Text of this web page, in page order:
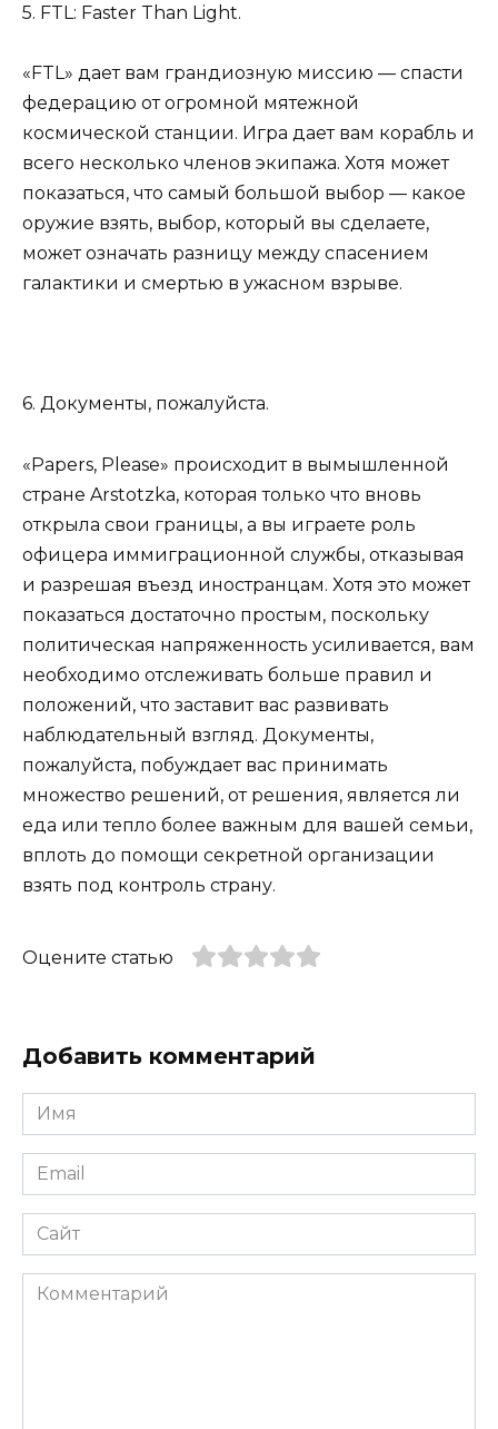
5. FTL: Faster Than Light.
«FTL» дает вам грандиозную миссию — спасти
федерацию от огромной мятежной
космической станции. Игра дает вам корабль и
всего несколько членов экипажа. Хотя может
показаться, что самый большой выбор — какое
оружие взять, выбор, который вы сделаете,
может означать разницу между спасением
галактики и смертью в ужасном взрыве.
6. Документы, пожалуйста.
«Papers, Please» происходит в вымышленной
стране Arstotzka, которая только что вновь
открыла свои границы, а вы играете роль
офицера иммиграционной службы, отказывая
и разрешая въезд иностранцам. Хотя это может
показаться достаточно простым, поскольку
политическая напряженность усиливается, вам
необходимо отслеживать больше правил и
положений, что заставит вас развивать
наблюдательный взгляд. Документы,
пожалуйста, побуждает вас принимать
множество решений, от решения, является ли
еда или тепло более важным для вашей семьи,
вплоть до помощи секретной организации
взять под контроль страну.
Оцените статью
Добавить комментарий
Имя
*
Email
*
Сайт
Комментарий